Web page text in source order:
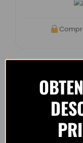
opiniones